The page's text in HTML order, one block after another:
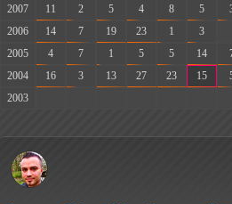
2007
11 2 5 4 8 5
2006
14 7 19 23 1 3
2005
4 7 1 5 5 14
2004
16 3 13 27 23 15
2003